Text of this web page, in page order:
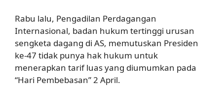
Rabu lalu, Pengadilan Perdagangan
Internasional, badan hukum tertinggi urusan
sengketa dagang di AS, memutuskan Presiden
ke-47 tidak punya hak hukum untuk
menerapkan tarif luas yang diumumkan pada
“Hari Pembebasan” 2 April.